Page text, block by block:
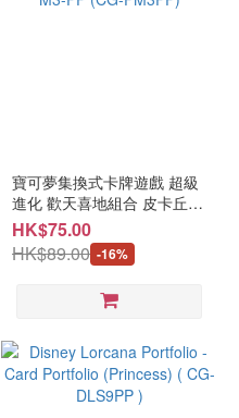
寶可夢集換式卡牌遊戲 超級
進化 歡天喜地組合 皮卡丘 -
M3-PP (CG-PM3PP)
HK$75.00
HK$89.00 -16%